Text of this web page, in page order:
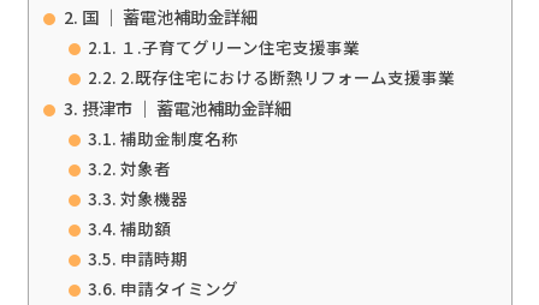
国 ｜ 蓄電池補助金詳細
１.子育てグリーン住宅支援事業
2.既存住宅における断熱リフォーム支援事業
摂津市 ｜ 蓄電池補助金詳細
補助金制度名称
対象者
対象機器
補助額
申請時期
申請タイミング